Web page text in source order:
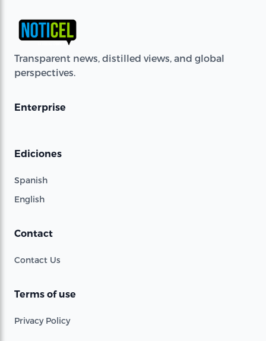
Transparent news, distilled views, and global
perspectives.
Enterprise
Ediciones
Spanish
English
Contact
Contact Us
Terms of use
Privacy Policy